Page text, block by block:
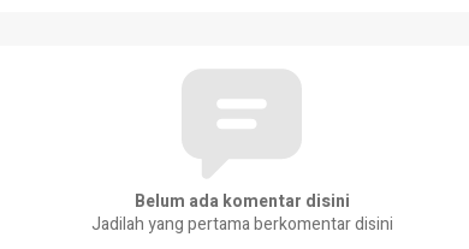
Belum ada komentar disini
Jadilah yang pertama berkomentar disini